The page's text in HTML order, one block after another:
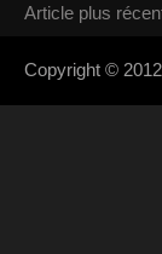
Article plus
Copyright ©